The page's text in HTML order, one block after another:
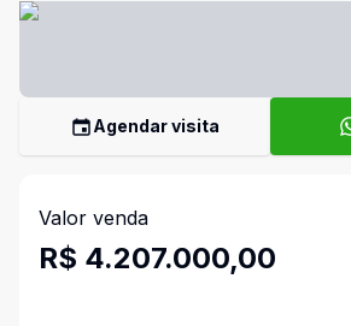
Agendar visita
Valor venda
R$ 4.207.000,00